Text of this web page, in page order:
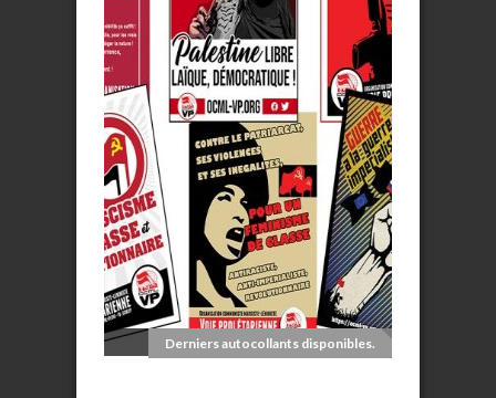
Derniers autocollants disponibles.